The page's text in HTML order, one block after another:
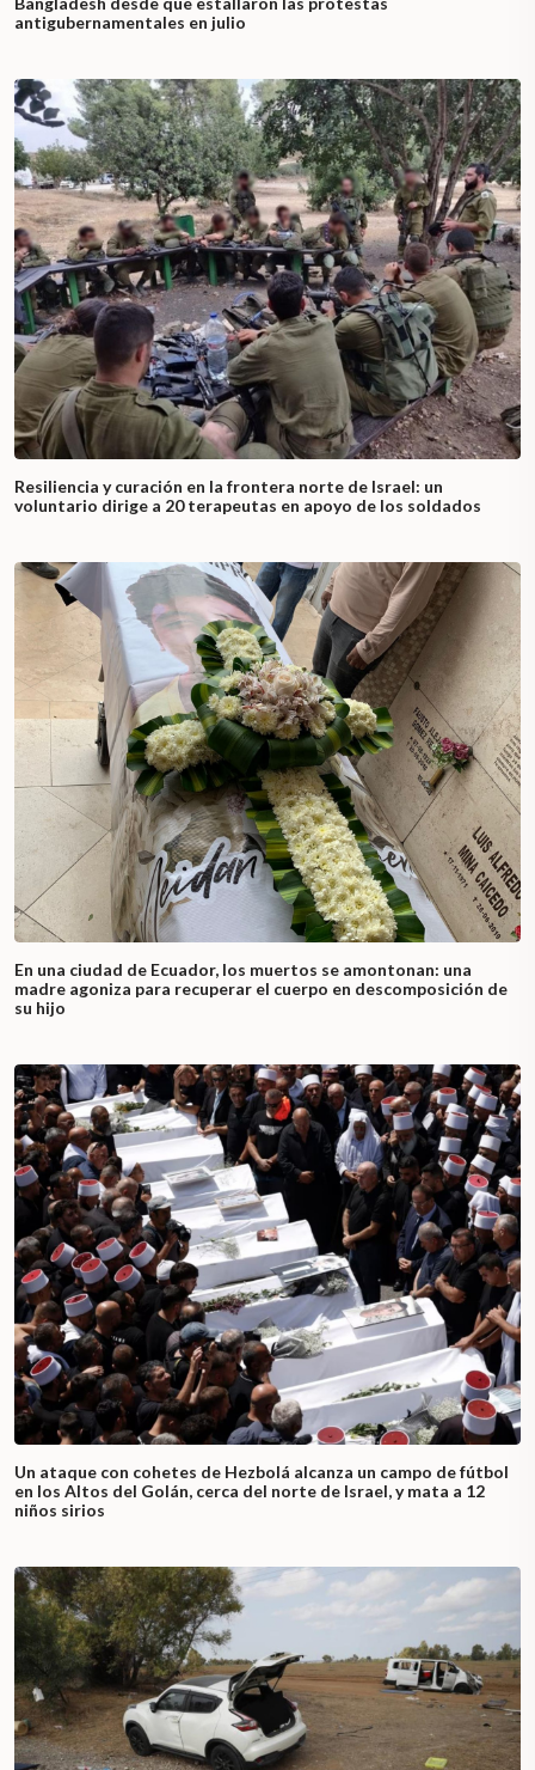
antigubernamentales en julio
Resiliencia y curación en la frontera norte de Israel: un
voluntario dirige a 20 terapeutas en apoyo de los soldados
En una ciudad de Ecuador, los muertos se amontonan: una
madre agoniza para recuperar el cuerpo en descomposición de
su hijo
Un ataque con cohetes de Hezbolá alcanza un campo de fútbol
en los Altos del Golán, cerca del norte de Israel, y mata a 12
niños sirios